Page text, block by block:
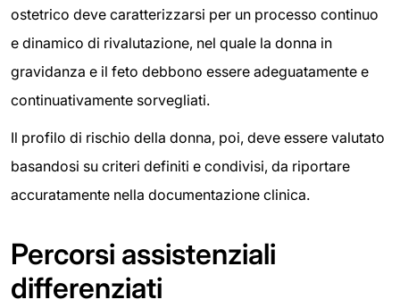
ostetrico deve caratterizzarsi per un processo continuo
e dinamico di rivalutazione, nel quale la donna in
gravidanza e il feto debbono essere adeguatamente e
continuativamente sorvegliati.
Il profilo di rischio della donna, poi, deve essere valutato
basandosi su criteri definiti e condivisi, da riportare
accuratamente nella documentazione clinica.
Percorsi assistenziali
differenziati